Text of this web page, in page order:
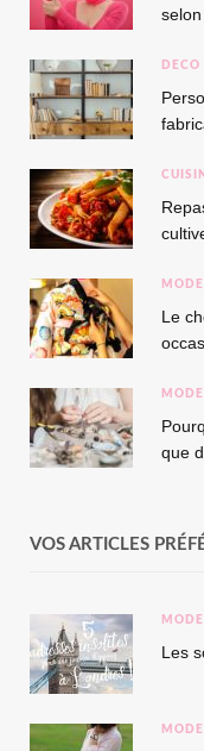
DÉCO
MODE
Le
MODE
que
VOS ARTICLES
MODE
Les
MODE